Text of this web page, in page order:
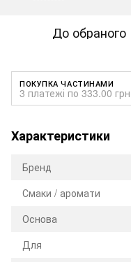
До обраного
ПОКУПКА ЧАСТИНАМИ
3 платежі по 333.00 грн
Характеристики
Бренд
Смаки / аромати
Оснoва
Для